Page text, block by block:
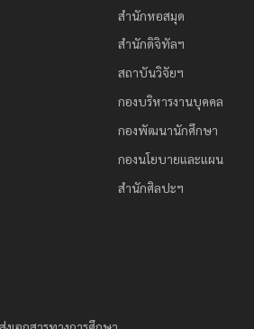
สำนักหอสมุด
สำนักดิจิทัลฯ
สถาบันวิจัยฯ
กองบริหารงานบุคคล
กองพัฒนานักศึกษา
กองนโยบายและแผน
สำนักศิลปะฯ